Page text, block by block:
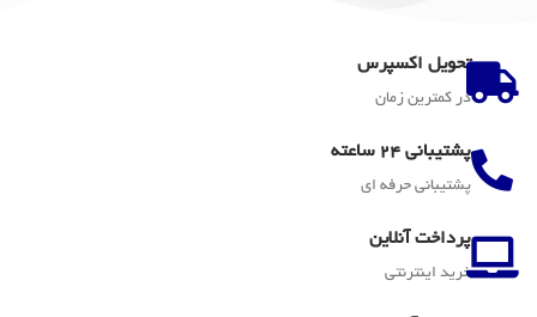
تحویل اکسپرس
در کمترین زمان
پشتیبانی 24 ساعته
پشتیبانی حرفه ای
پرداخت آنلاین
خرید اینترنتی